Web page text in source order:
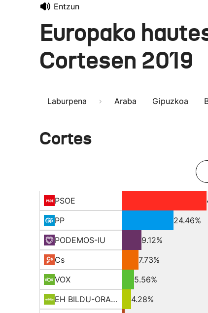
Entzun
Europako
Cortesen 2019
Laburpena Araba Gipuzkoa
Cortes
PSOE
PP
24.46%
PODEMOS-IU
9.12%
Cs
7.73%
VOX
5.56%
EH BILDU-ORAIN ERREP
4.28%